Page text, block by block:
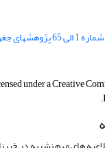
جغرافیایی
under aCreative
.